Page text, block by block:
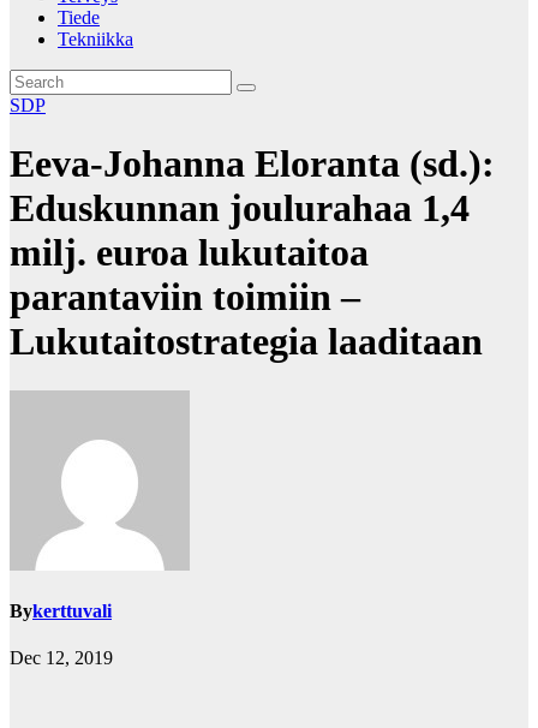
Tiede
Tekniikka
SDP
Eeva-Johanna Eloranta (sd.):
Eduskunnan joulurahaa 1,4
milj. euroa lukutaitoa
parantaviin toimiin –
Lukutaitostrategia laaditaan
Bykerttuvali
Dec 12, 2019